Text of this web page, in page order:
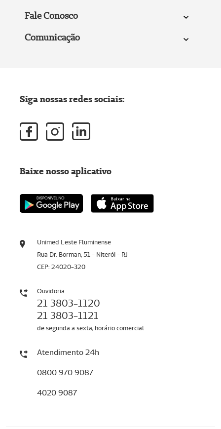
Fale Conosco
Comunicação
Unimed Leste Fluminense
Rua Dr. Borman, 51 - Niterói - RJ
CEP: 24020-320
Ouvidoria
21 3803-1120
21 3803-1121
de segunda a sexta, horário comercial
Atendimento 24h
0800 970 9087
4020 9087
Siga nossas redes sociais:
Baixe nosso aplicativo